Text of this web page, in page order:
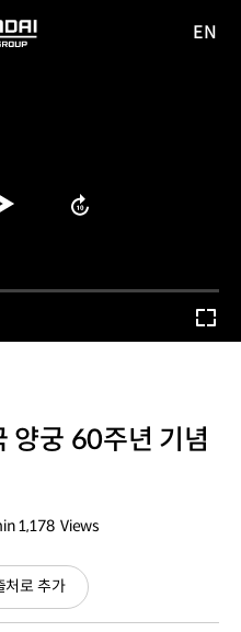
EN
양궁 60주년 기념
1,178 Views
처로 추가(새
창